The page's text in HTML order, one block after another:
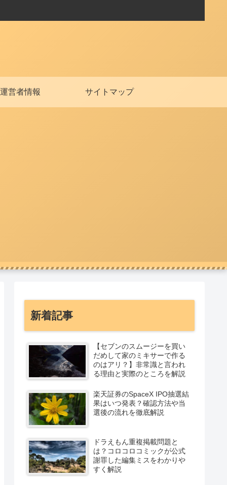
運営者情報 サイトマップ
新着記事
【セブンのスムージーを買い
だめして家のミキサーで作る
のはアリ？】非常識と言われ
る理由と実際のところを解説
楽天証券のSpaceX IPO抽選結
果はいつ発表？確認方法や当
選後の流れを徹底解説
ドラえもん重複掲載問題と
は？コロコロコミックが公式
謝罪した編集ミスをわかりや
すく解説